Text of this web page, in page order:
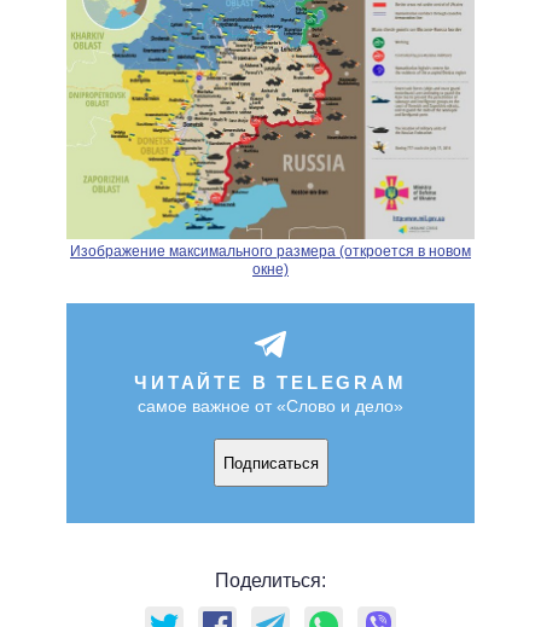
Изображение максимального размера (откроется в новом
окне)
ЧИТАЙТЕ В TELEGRAM
самое важное от «Слово и дело»
Подписаться
Поделиться: